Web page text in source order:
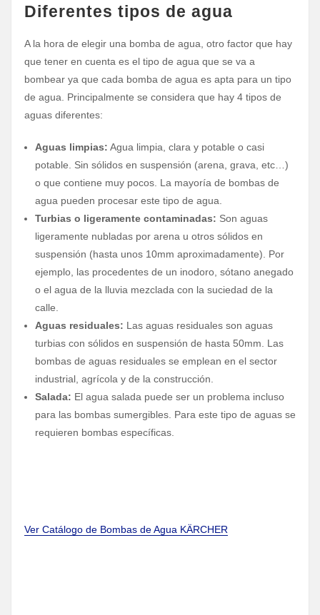
Diferentes tipos de agua
A la hora de elegir una bomba de agua, otro factor que hay
que tener en cuenta es el tipo de agua que se va a
bombear ya que cada bomba de agua es apta para un tipo
de agua. Principalmente se considera que hay 4 tipos de
aguas diferentes:
Aguas limpias: Agua limpia, clara y potable o casi
potable. Sin sólidos en suspensión (arena, grava, etc…)
o que contiene muy pocos. La mayoría de bombas de
agua pueden procesar este tipo de agua.
Turbias o ligeramente contaminadas: Son aguas
ligeramente nubladas por arena u otros sólidos en
suspensión (hasta unos 10mm aproximadamente). Por
ejemplo, las procedentes de un inodoro, sótano anegado
o el agua de la lluvia mezclada con la suciedad de la
calle.
Aguas residuales: Las aguas residuales son aguas
turbias con sólidos en suspensión de hasta 50mm. Las
bombas de aguas residuales se emplean en el sector
industrial, agrícola y de la construcción.
Salada: El agua salada puede ser un problema incluso
para las bombas sumergibles. Para este tipo de aguas se
requieren bombas específicas.
Ver Catálogo de Bombas de Agua KÄRCHER